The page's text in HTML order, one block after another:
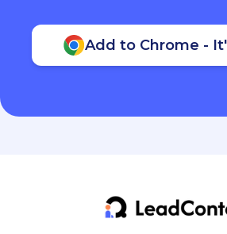
Add to Chrome -